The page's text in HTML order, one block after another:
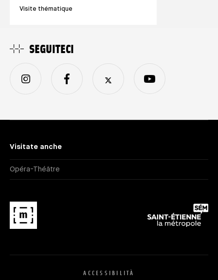
Visite thématique
Visitate anche
Opéra-Théâtre
SEGUITECI
ACCESSIBILITÀ